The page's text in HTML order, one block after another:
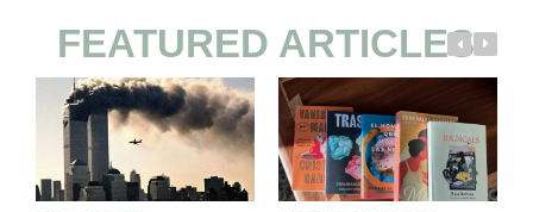
FEATURED ARTICLES